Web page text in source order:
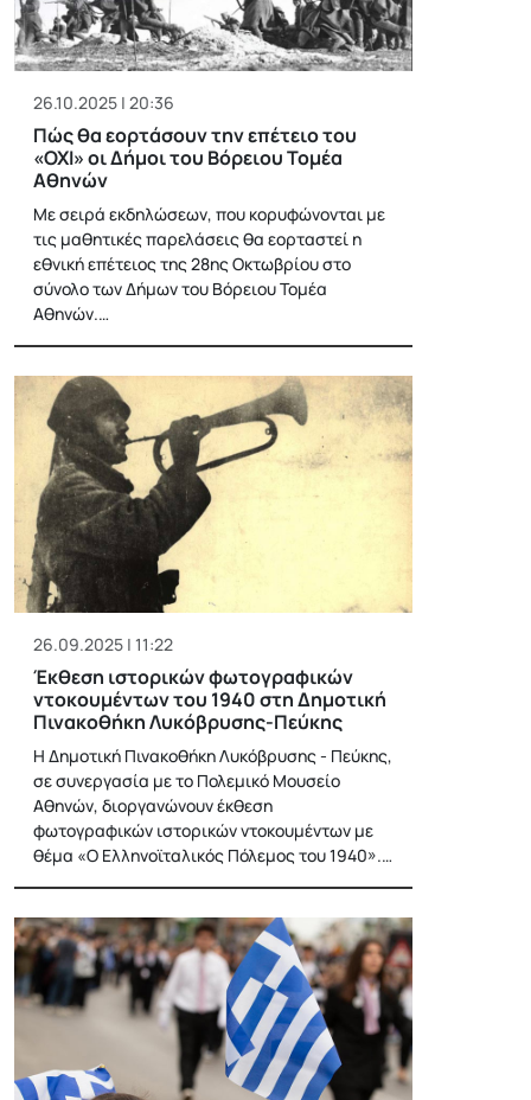
26.10.2025 | 20:36
Πώς θα εορτάσουν την επέτειο του
«ΟΧΙ» οι Δήμοι του Βόρειου Τομέα
Αθηνών
Με σειρά εκδηλώσεων, που κορυφώνονται με
τις μαθητικές παρελάσεις θα εορταστεί η
εθνική επέτειος της 28ης Οκτωβρίου στο
σύνολο των Δήμων του Βόρειου Τομέα
Αθηνών.…
26.09.2025 | 11:22
Έκθεση ιστορικών φωτογραφικών
ντοκουμέντων του 1940 στη Δημοτική
Πινακοθήκη Λυκόβρυσης-Πεύκης
Η Δημοτική Πινακοθήκη Λυκόβρυσης - Πεύκης,
σε συνεργασία με το Πολεμικό Μουσείο
Αθηνών, διοργανώνουν έκθεση
φωτογραφικών ιστορικών ντοκουμέντων με
θέμα «Ο Ελληνοϊταλικός Πόλεμος του 1940».…